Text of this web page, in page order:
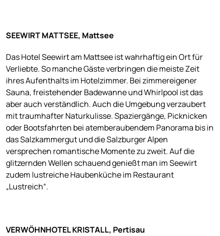
SEEWIRT MATTSEE, Mattsee
Das Hotel Seewirt am Mattsee ist wahrhaftig ein Ort für
Verliebte. So manche Gäste verbringen die meiste Zeit
ihres Aufenthalts im Hotelzimmer. Bei zimmereigener
Sauna, freistehender Badewanne und Whirlpool ist das
aber auch verständlich. Auch die Umgebung verzaubert
mit traumhafter Naturkulisse. Spaziergänge, Picknicken
oder Bootsfahrten bei atemberaubendem Panorama bis in
das Salzkammergut und die Salzburger Alpen
versprechen romantische Momente zu zweit. Auf die
glitzernden Wellen schauend genießt man im Seewirt
zudem lustreiche Haubenküche im Restaurant
„Lustreich“.
VERWÖHNHOTEL KRISTALL, Pertisau